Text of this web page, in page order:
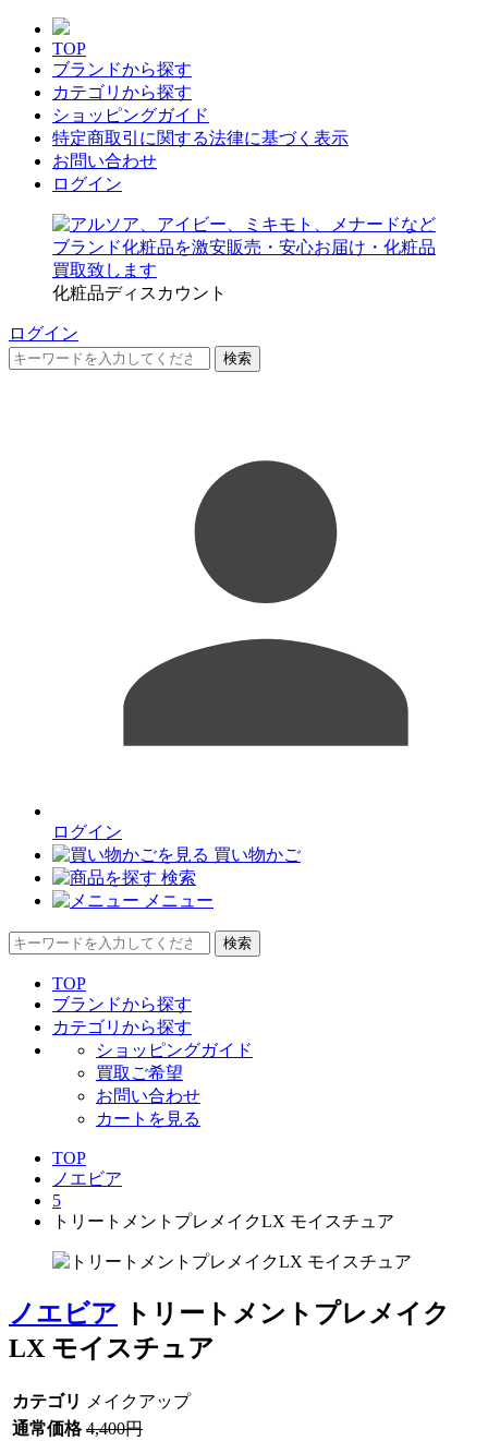
TOP
ブランドから探す
カテゴリから探す
ショッピングガイド
特定商取引に関する法律に基づく表示
お問い合わせ
ログイン
化粧品ディスカウント
ログイン
検索
ログイン
買い物かご
検索
メニュー
検索
TOP
ブランドから探す
カテゴリから探す
ショッピングガイド
買取ご希望
お問い合わせ
カートを見る
TOP
ノエビア
5
トリートメントプレメイクLX モイスチュア
ノエビア
トリートメントプレメイク
LX モイスチュア
カテゴリ
メイクアップ
通常価格 4,400円